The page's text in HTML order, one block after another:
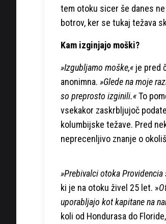
tem otoku sicer še danes
botrov, ker se tukaj težava
Kam izginjajo moški?
»Izgubljamo moške,« je pred
anonimna. »Glede na moje
so preprosto izginili.«To
vsekakor zaskrbljujoč
kolumbijske težave. Pred
neprecenljivo znanje o
»Prebivalci otoka
ki je na otoku živel 25 let. »
uporabljajo kot kapitane na
koli od Hondurasa do